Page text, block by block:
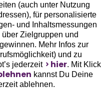
(auch unter Nutzung
für personalisierte
und Inhaltsmessungen
Zielgruppen und
Mehr Infos zur
und zu
jederzeit
hier. Mit Klick
kannst Du Deine
ablehnen.